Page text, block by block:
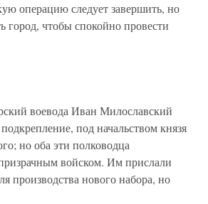
операцию следует завершить, но
город, чтобы спокойно провести
воевода Иван Милославский
под начальством князя
но оба эти полководца
войском. Им прислали
производства нового набора, но